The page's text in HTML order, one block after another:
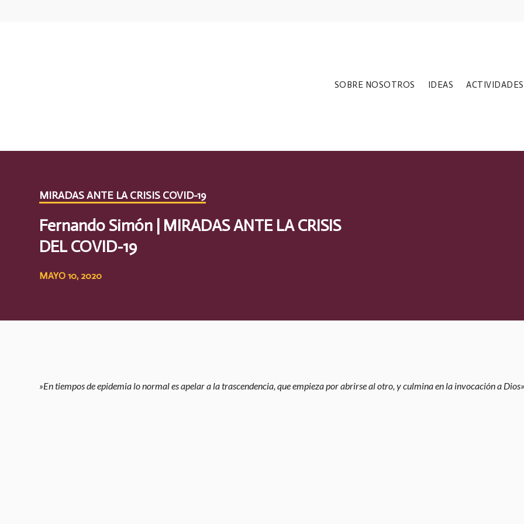
SOBRE NOSOTROS IDEAS ACTIVIDADES
MIRADAS ANTE LA CRISIS COVID-19
Fernando Simón | MIRADAS ANTE LA CRISIS
DEL COVID-19
MAYO 10, 2020
​»En tiempos de epidemia lo normal es apelar a la trascendencia, que empieza por abrirse al otro, y culmina en la invocación a